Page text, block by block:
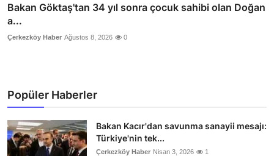
Bakan Göktaş'tan 34 yıl sonra çocuk sahibi olan Doğan
a...
Çerkezköy Haber Ağustos 8, 2026 0
Popüler Haberler
Bakan Kacır'dan savunma sanayii mesajı:
Türkiye'nin tek...
Çerkezköy Haber Nisan 3, 2026 1